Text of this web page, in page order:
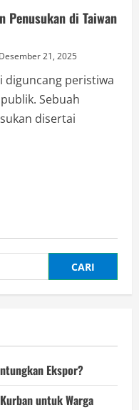
Penusukan di Taiwan
Desember 21, 2025
diguncang peristiwa
Sebuah
disertai
Ekspor?
untuk Warga